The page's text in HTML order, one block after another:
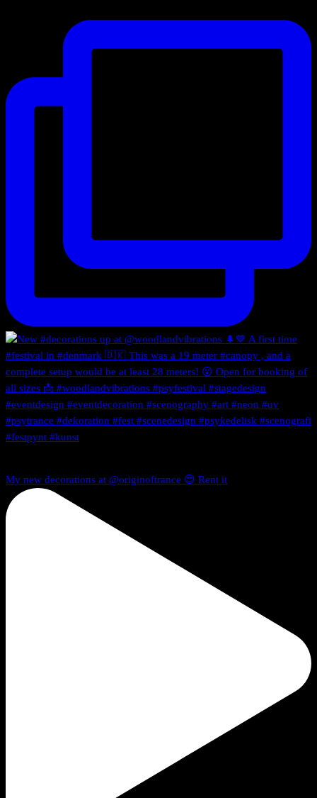
My new decorations at @originoftrance 😍 Rent it